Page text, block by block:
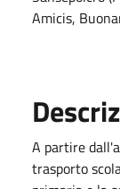
Amicis,
A partire
trasporto